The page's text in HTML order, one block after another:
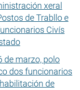
xeral
de Trabllo e
Civís
de marzo, polo
dos funcionarios
de